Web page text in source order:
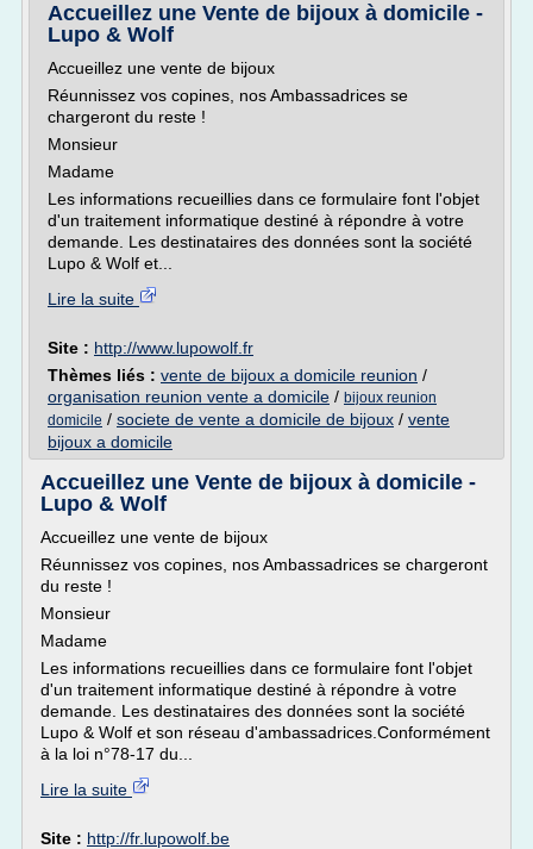
Accueillez une Vente de bijoux à domicile -
Lupo & Wolf
Accueillez une vente de bijoux
Réunnissez vos copines, nos Ambassadrices se
chargeront du reste !
Monsieur
Madame
Les informations recueillies dans ce formulaire font l'objet
d'un traitement informatique destiné à répondre à votre
demande. Les destinataires des données sont la société
Lupo & Wolf et...
Lire la suite
Site : http://www.lupowolf.fr
Thèmes liés : vente de bijoux a domicile reunion /
organisation reunion vente a domicile / bijoux reunion
domicile / societe de vente a domicile de bijoux / vente
bijoux a domicile
Accueillez une Vente de bijoux à domicile -
Lupo & Wolf
Accueillez une vente de bijoux
Réunnissez vos copines, nos Ambassadrices se chargeront
du reste !
Monsieur
Madame
Les informations recueillies dans ce formulaire font l'objet
d'un traitement informatique destiné à répondre à votre
demande. Les destinataires des données sont la société
Lupo & Wolf et son réseau d'ambassadrices.Conformément
à la loi n°78-17 du...
Lire la suite
Site : http://fr.lupowolf.be